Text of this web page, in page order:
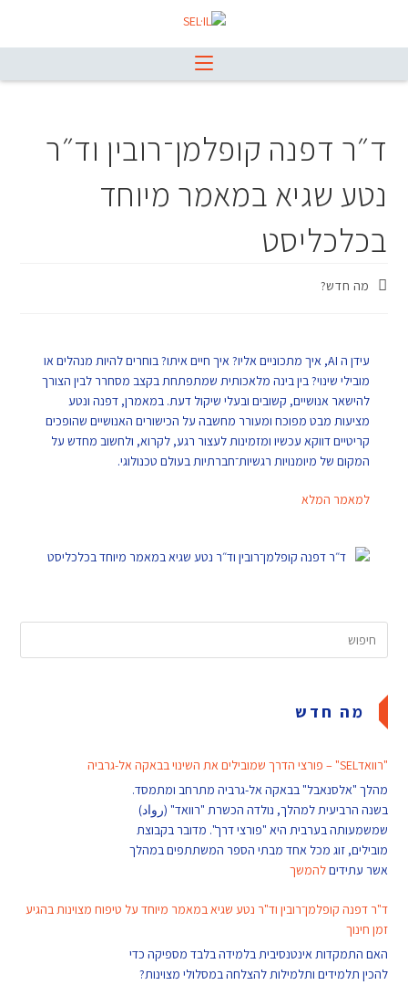
ד״ר דפנה קופלמן־רובין וד״ר
נטע שגיא במאמר מיוחד
בכלכליסט
מה חדש?
עידן ה AI, איך מתכוניים אליו? איך חיים איתו? בוחרים להיות מנהלים או
מובילי שינוי? בין בינה מלאכותית שמתפתחת בקצב מסחרר לבין הצורך
להישאר אנושיים, קשובים ובעלי שיקול דעת. במאמרן, דפנה ונטע
מציעות מבט מפוכח ומעורר מחשבה על הכישורים האנושיים שהופכים
קריטיים דווקא עכשיו ומזמינות לעצור רגע, לקרוא, ולחשוב מחדש על
המקום של מיומנויות רגשיות־חברתיות בעולם טכנולוגי.
למאמר המלא
מה חדש
"רוואדSEL" – פורצי הדרך שמובילים את השינוי בבאקה אל-גרביה
מהלך "אלסנאבל" בבאקה אל-גרביה מתרחב ומתמסד.
בשנה הרביעית למהלך, נולדה הכשרת "רוואד" (رواد)
שמשמעותה בערבית היא "פורצי דרך". מדובר בקבוצת
מובילים, זוג מכל אחד מבתי הספר המשתתפים במהלך
אשר עתידיםלהמשך
ד"ר דפנה קופלמן־רובין וד"ר נטע שגיא במאמר מיוחד על טיפוח מצוינות בהגיע
זמן חינוך
האם התמקדות אינטנסיבית בלמידה בלבד מספיקה כדי
להכין תלמידים ותלמילות להצלחה במסלולי מצוינות?